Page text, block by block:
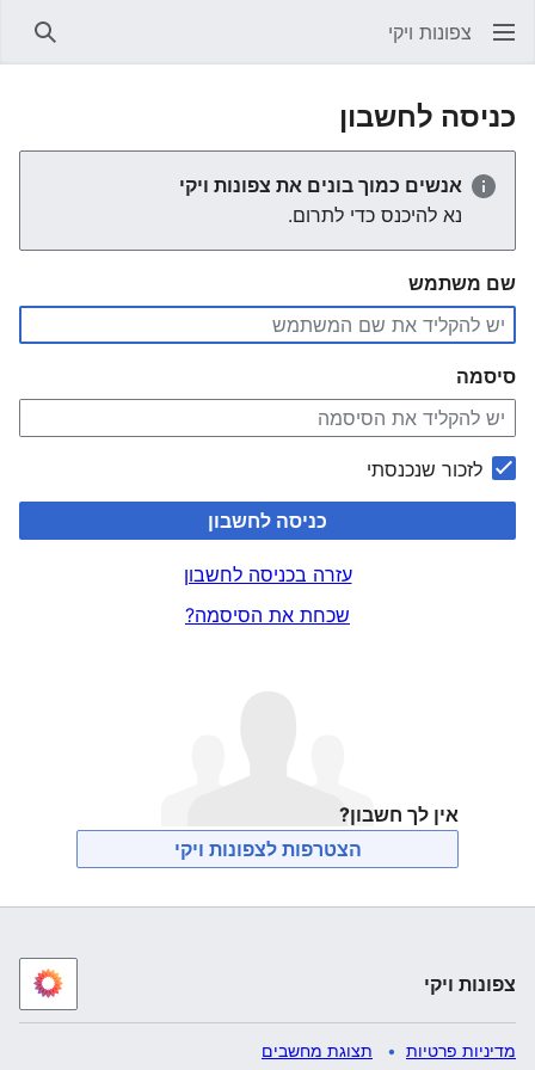
צפונות ויקי
כניסה לחשבון
אנשים כמוך בונים את צפונות ויקי
נא להיכנס כדי לתרום.
שם משתמש
סיסמה
לזכור שנכנסתי
כניסה לחשבון
עזרה בכניסה לחשבון
שכחת את הסיסמה?
אין לך חשבון?
הצטרפות לצפונות ויקי
צפונות ויקי
מדיניות פרטיות תצוגת מחשבים